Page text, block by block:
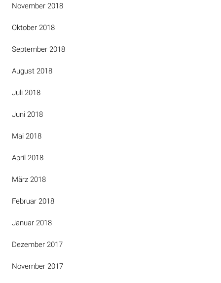
November 2018
Oktober 2018
September 2018
August 2018
Juli 2018
Juni 2018
Mai 2018
April 2018
März 2018
Februar 2018
Januar 2018
Dezember 2017
November 2017